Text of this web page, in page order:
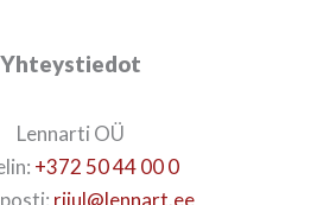
Yhteystiedot
Lennarti OÜ
+372 50 44 00 0
riiul@lennart.ee